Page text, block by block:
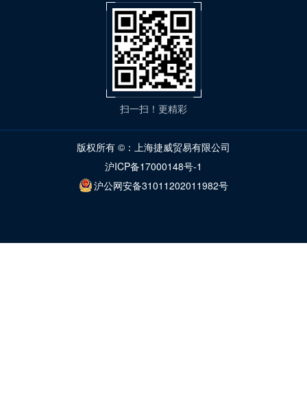
扫一扫！更精彩
版权所有 ©：上海捷威贸易有限公司
沪ICP备17000148号-1
沪公网安备31011202011982号